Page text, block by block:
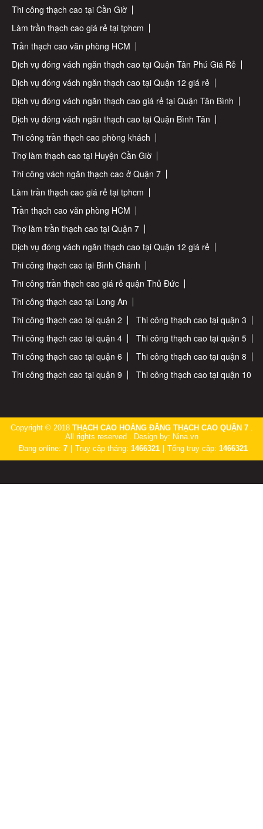
Thi công thạch cao tại Cần Giờ
Làm trần thạch cao giá rẻ tại tphcm
Trần thạch cao văn phòng HCM
Dịch vụ đóng vách ngăn thạch cao tại Quận Tân Phú Giá Rẻ
Dịch vụ đóng vách ngăn thạch cao tại Quận 12 giá rẻ
Dịch vụ đóng vách ngăn thạch cao giá rẻ tại Quận Tân Bình
Dịch vụ đóng vách ngăn thạch cao tại Quận Bình Tân
Thi công trần thạch cao phòng khách
Thợ làm thạch cao tại Huyện Cần Giờ
Thi công vách ngăn thạch cao ở Quận 7
Làm trần thạch cao giá rẻ tại tphcm
Trần thạch cao văn phòng HCM
Thợ làm trần thạch cao tại Quận 7
Dịch vụ đóng vách ngăn thạch cao tại Quận 12 giá rẻ
Thi công thạch cao tại Bình Chánh
Thi công trần thạch cao giá rẻ quận Thủ Đức
Thi công thạch cao tại Long An
Thi công thạch cao tại quận 2
Thi công thạch cao tại quận 3
Thi công thạch cao tại quận 4
Thi công thạch cao tại quận 5
Thi công thạch cao tại quận 6
Thi công thạch cao tại quận 8
Thi công thạch cao tại quận 9
Thi công thạch cao tại quận 10
Copyright © 2018 THẠCH CAO HOÀNG ĐĂNG THẠCH CAO QUẬN 7.
All rights reserved . Design by: Nina.vn
Đang online: 7 Truy cập tháng: 1466321 Tổng truy cập: 1466321